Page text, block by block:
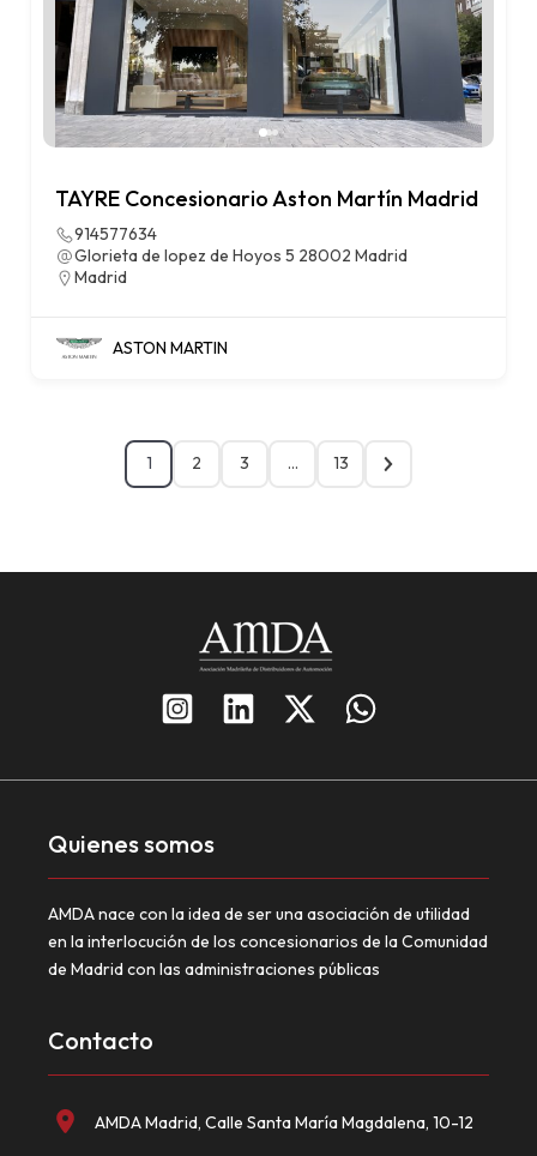
TAYRE Concesionario Aston Martín Madrid
914577634
Glorieta de lopez de Hoyos 5 28002 Madrid
Madrid
ASTON MARTIN
1 2 3 … 13
Quienes somos
AMDA nace con la idea de ser una asociación de utilidad
en la interlocución de los concesionarios de la Comunidad
de Madrid con las administraciones públicas
Contacto
AMDA Madrid, Calle Santa María Magdalena, 10-12